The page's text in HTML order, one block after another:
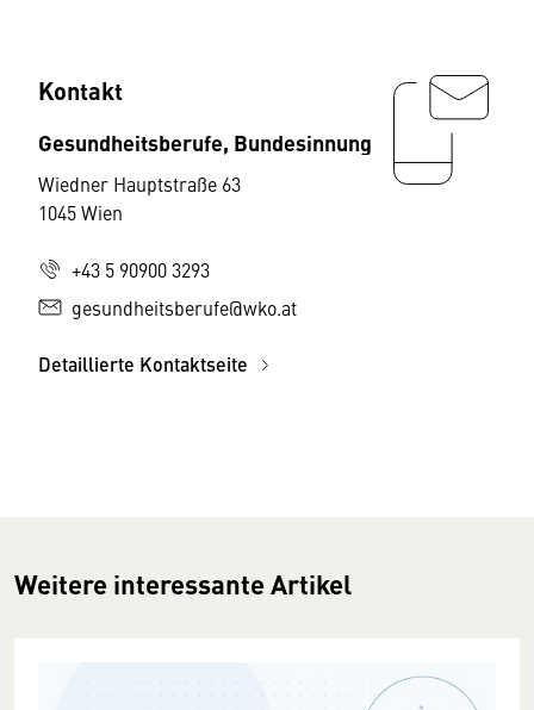
Kontakt
Gesundheitsberufe, Bundesinnung
Wiedner Hauptstraße 63
1045 Wien
+43 5 90900 3293
gesundheitsberufe@wko.at
Detaillierte Kontaktseite
Weitere interessante Artikel